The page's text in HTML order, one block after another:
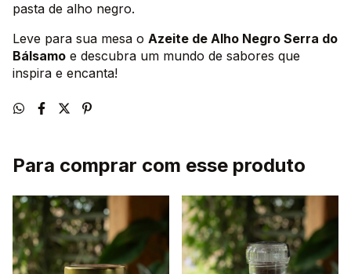
pasta de alho negro.
Leve para sua mesa o Azeite de Alho Negro Serra do
Bálsamo e descubra um mundo de sabores que
inspira e encanta!
Para comprar com esse produto